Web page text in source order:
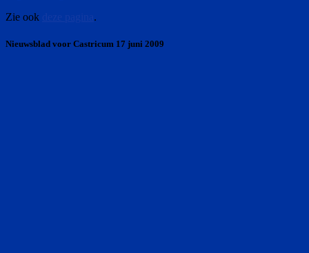
Zie ook
.
Nieuwsblad voor Castricum 17 juni 2009